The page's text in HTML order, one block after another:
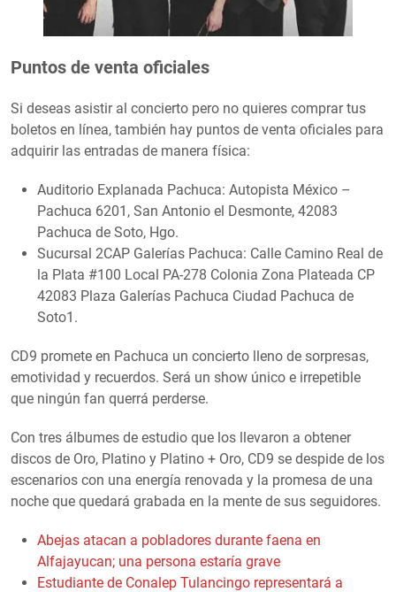
Puntos de venta oficiales
Si deseas asistir al concierto pero no quieres comprar tus
boletos en línea, también hay puntos de venta oficiales para
adquirir las entradas de manera física:
Auditorio Explanada Pachuca: Autopista México –
Pachuca 6201, San Antonio el Desmonte, 42083
Pachuca de Soto, Hgo.
Sucursal 2CAP Galerías Pachuca: Calle Camino Real de
la Plata #100 Local PA-278 Colonia Zona Plateada CP
42083 Plaza Galerías Pachuca Ciudad Pachuca de
Soto1.
CD9 promete en Pachuca un concierto lleno de sorpresas,
emotividad y recuerdos. Será un show único e irrepetible
que ningún fan querrá perderse.
Con tres álbumes de estudio que los llevaron a obtener
discos de Oro, Platino y Platino + Oro, CD9 se despide de los
escenarios con una energía renovada y la promesa de una
noche que quedará grabada en la mente de sus seguidores.
Abejas atacan a pobladores durante faena en
Alfajayucan; una persona estaría grave
Estudiante de Conalep Tulancingo representará a